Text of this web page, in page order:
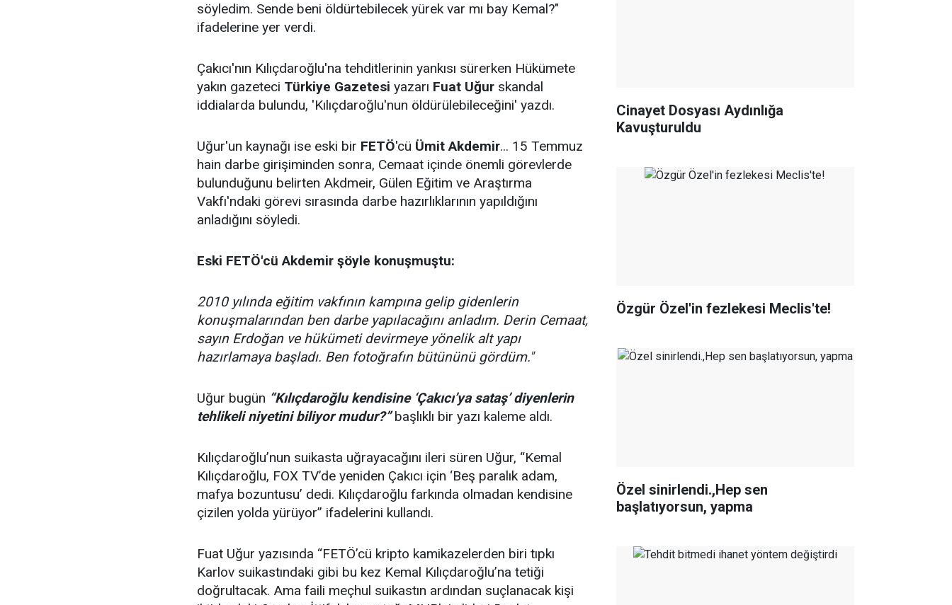
söyledim. Sende beni öldürtebilecek yürek var mı bay Kemal?"
ifadelerine yer verdi.
Çakıcı'nın Kılıçdaroğlu'na tehditlerinin yankısı sürerken Hükümete
yakın gazeteci Türkiye Gazetesi yazarı Fuat Uğur skandal
iddialarda bulundu, 'Kılıçdaroğlu'nun öldürülebileceğini' yazdı.
Uğur'un kaynağı ise eski bir FETÖ'cü Ümit Akdemir... 15 Temmuz
hain darbe girişiminden sonra, Cemaat içinde önemli görevlerde
bulunduğunu belirten Akdmeir, Gülen Eğitim ve Araştırma
Vakfı'ndaki görevi sırasında darbe hazırlıklarının yapıldığını
anladığını söyledi.
Eski FETÖ'cüAkdemir şöyle konuşmuştu:
2010 yılında eğitim vakfının kampına gelip gidenlerin
konuşmalarından ben darbe yapılacağını anladım. Derin Cemaat,
sayın Erdoğan ve hükümeti devirmeye yönelik alt yapı
hazırlamaya başladı. Ben fotoğrafın bütününü gördüm."
Uğur bugün “Kılıçdaroğlu kendisine ‘Çakıcı’ya sataş’ diyenlerin
tehlikeli niyetini biliyor mudur?”başlıklı bir yazı kaleme aldı.
Kılıçdaroğlu’nun suikasta uğrayacağını ileri süren Uğur, “Kemal
Kılıçdaroğlu, FOX TV’de yeniden Çakıcı için ‘Beş paralık adam,
mafya bozuntusu’ dedi. Kılıçdaroğlu farkında olmadan kendisine
çizilen yolda yürüyor” ifadelerini kullandı.
Fuat Uğur yazısında “FETÖ’cü kripto kamikazelerden biri tıpkı
Karlov suikastındaki gibi bu kez Kemal Kılıçdaroğlu’na tetiği
doğrultacak. Ama faili meçhul suikastın ardından suçlanacak kişi
Cinayet Dosyası Aydınlığa
Kavuşturuldu
Özgür Özel'in fezlekesi Meclis'te!
Özel sinirlendi.,Hep sen
başlatıyorsun, yapma